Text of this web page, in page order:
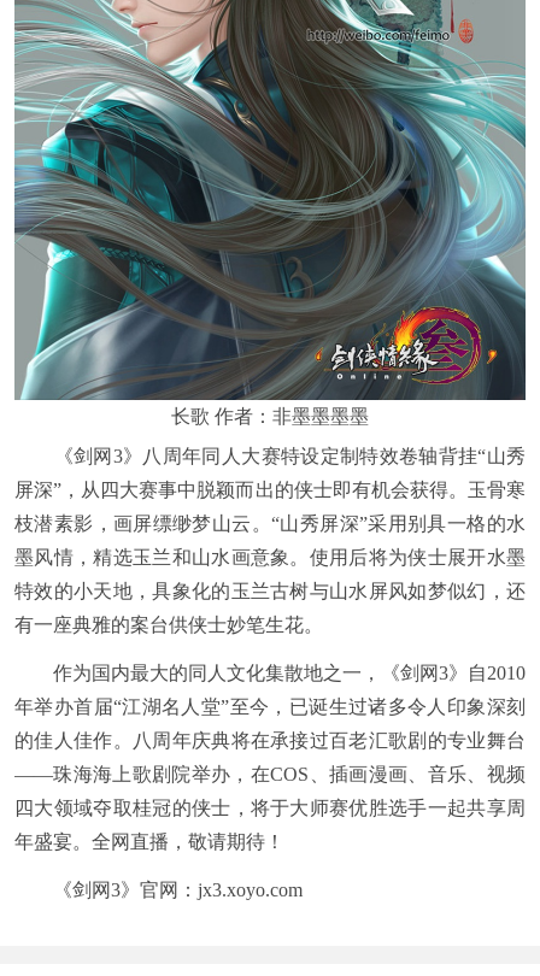
长歌 作者：非墨墨墨墨
《剑网3》八周年同人大赛特设定制特效卷轴背挂“山秀
屏深”，从四大赛事中脱颖而出的侠士即有机会获得。玉骨寒
枝潜素影，画屏缥缈梦山云。“山秀屏深”采用别具一格的水
墨风情，精选玉兰和山水画意象。使用后将为侠士展开水墨
特效的小天地，具象化的玉兰古树与山水屏风如梦似幻，还
有一座典雅的案台供侠士妙笔生花。
作为国内最大的同人文化集散地之一，《剑网3》自2010
年举办首届“江湖名人堂”至今，已诞生过诸多令人印象深刻
的佳人佳作。八周年庆典将在承接过百老汇歌剧的专业舞台
——珠海海上歌剧院举办，在COS、插画漫画、音乐、视频
四大领域夺取桂冠的侠士，将于大师赛优胜选手一起共享周
年盛宴。全网直播，敬请期待！
《剑网3》官网： jx3.xoyo.com